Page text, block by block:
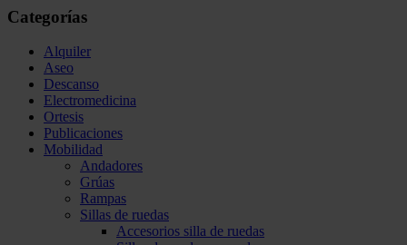
Categorías
Alquiler
Aseo
Descanso
Electromedicina
Ortesis
Publicaciones
Mobilidad
Andadores
Grúas
Rampas
Sillas de ruedas
Accesorios silla de ruedas